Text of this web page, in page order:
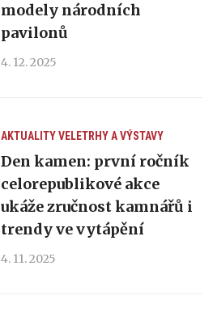
modely národních
pavilonů
4. 12. 2025
AKTUALITYVELETRHY A VÝSTAVY
Den kamen: první ročník
celorepublikové akce
ukáže zručnost kamnářů i
trendy ve vytápění
4. 11. 2025